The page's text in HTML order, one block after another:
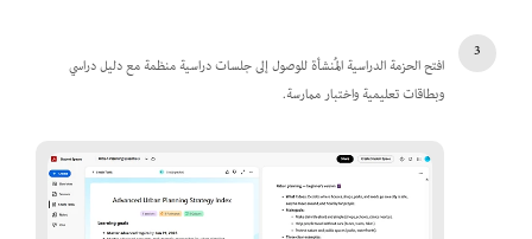
افتح الحزمة الدراسية المُنشأة للوصول إلى جلسات دراسية منظمة مع دليل دراسي
وبطاقات تعليمية واختبار ممارسة.